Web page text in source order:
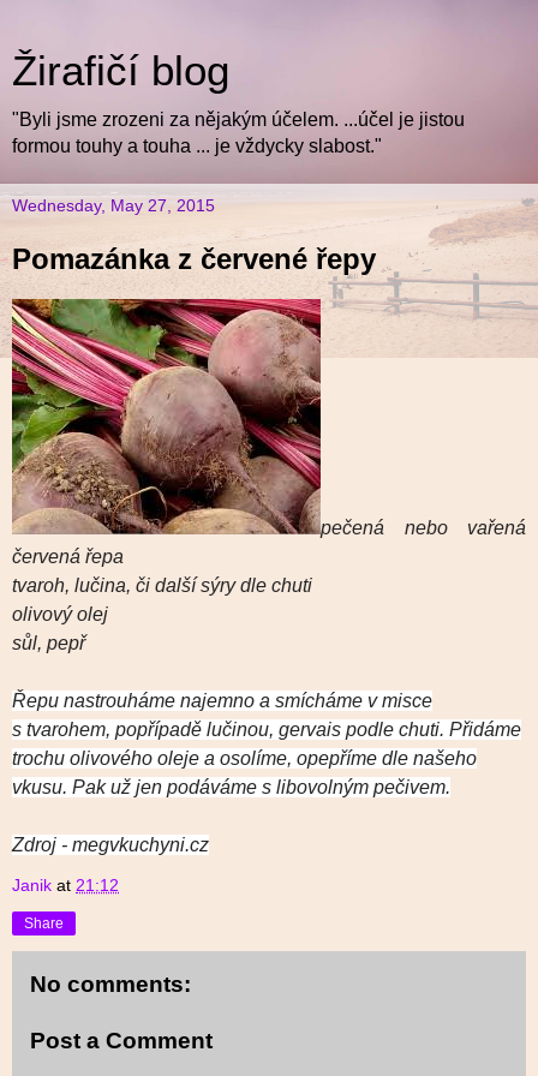
Žirafičí blog
"Byli jsme zrozeni za nějakým účelem. ...účel je jistou
formou touhy a touha ... je vždycky slabost."
Wednesday, May 27, 2015
Pomazánka z červené řepy
pečená nebo vařená
červená řepa
tvaroh, lučina, či další sýry dle chuti
olivový olej
sůl, pepř
Řepu nastrouháme najemno a smícháme v misce
s tvarohem, popřípadě lučinou, gervais podle chuti. Přidáme
trochu olivového oleje a osolíme, opepříme dle našeho
vkusu. Pak už jen podáváme s libovolným pečivem.
Zdroj - megvkuchyni.cz
Janik at 21:12
Share
No comments:
Post a Comment